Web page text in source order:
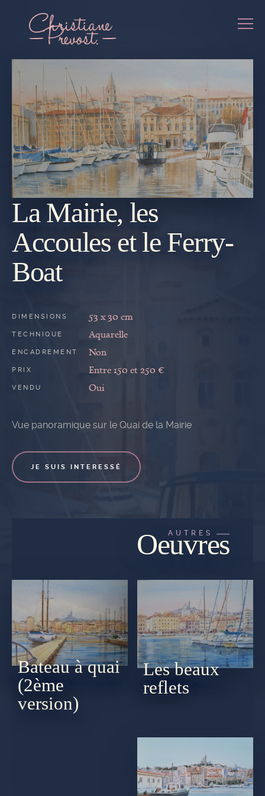
REVENIR
À LA
La Mairie, les
Accoules et le Ferry-
Boat
DIMENSIONS 53 x 30 cm
TECHNIQUE Aquarelle
ENCADREMENT Non
PRIX Entre 150 et 250 €
VENDU Oui
Vue panoramique sur le Quai de la Mairie
JE SUIS INTERESSÉ
AUTRES
Oeuvres
Bateau à quai
(2ème
version)
Les beaux
reflets